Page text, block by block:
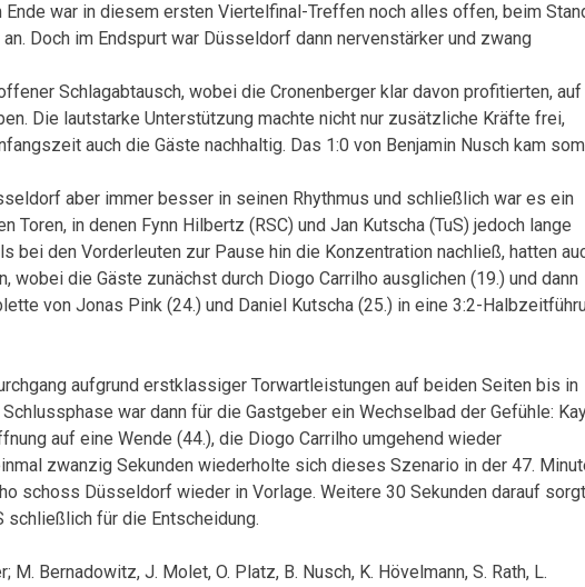
Ende war in diesem ersten Viertelfinal-Treffen noch alles offen, beim
Doch im Endspurt war Düsseldorf dann nervenstärker und zwang
Schlagabtausch, wobei die Cronenberger klar davon profitierten, auf
Die lautstarke Unterstützung machte nicht nur zusätzliche Kräfte frei,
auch die Gäste nachhaltig. Das 1:0 von Benjamin Nusch kam
aber immer besser in seinen Rhythmus und schließlich war es ein
Toren, in denen Fynn Hilbertz (RSC) und Jan Kutscha (TuS) jedoch lange
bei den Vorderleuten zur Pause hin die Konzentration nachließ, hatten
wobei die Gäste zunächst durch Diogo Carrilho ausglichen (19.) und dann
von Jonas Pink (24.) und Daniel Kutscha (25.) in eine 3:2-
aufgrund erstklassiger Torwartleistungen auf beiden Seiten bis in
war dann für die Gastgeber ein Wechselbad der Gefühle:
auf eine Wende (44.), die Diogo Carrilho umgehend wieder
zwanzig Sekunden wiederholte sich dieses Szenario in der 47.
schoss Düsseldorf wieder in Vorlage. Weitere 30 Sekunden darauf
schließlich für die Entscheidung.
M. Bernadowitz, J. Molet, O. Platz, B. Nusch, K. Hövelmann, S. Rath, L.